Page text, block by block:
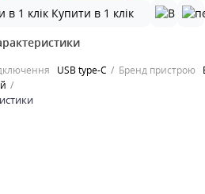
Купити в 1 клік
USB type-C Бренд пристрою